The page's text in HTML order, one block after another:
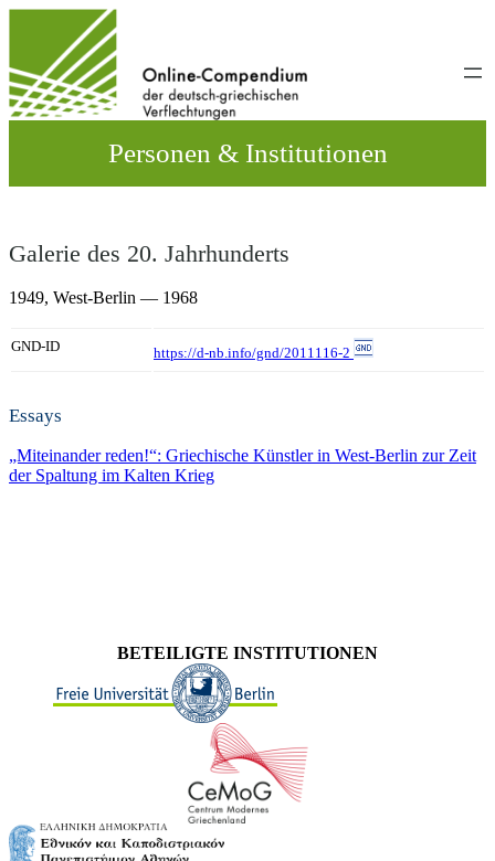
wechseln
Personen & Institutionen
Galerie des 20. Jahrhunderts
1949, West-Berlin — 1968
GND-ID https://d-nb.info/gnd/2011116-2
Essays
„Miteinander reden!“: Griechische Künstler in West-Berlin zur Zeit
der Spaltung im Kalten Krieg
BETEILIGTE INSTITUTIONEN